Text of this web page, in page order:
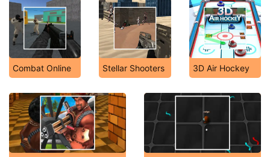
Combat Online Stellar Shooters 3D Air Hockey